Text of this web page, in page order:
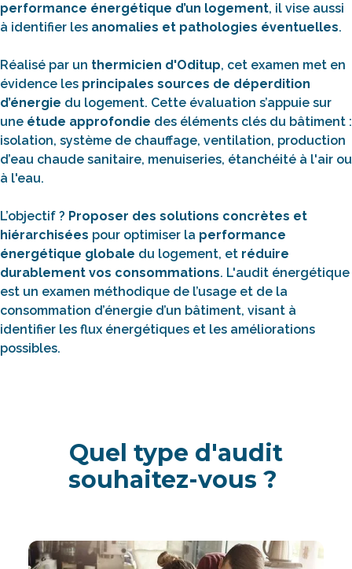
performance énergétique d’un logement, il vise aussi
à identifier les anomalies et pathologies éventuelles.
Réalisé par un thermicien d'Oditup, cet examen met en
évidence les principales sources de déperdition
d’énergie du logement. Cette évaluation s’appuie sur
une étude approfondie des éléments clés du bâtiment :
isolation, système de chauffage, ventilation, production
d’eau chaude sanitaire, menuiseries, étanchéité à l'air ou
à l'eau.
L’objectif ? Proposer des solutions concrètes et
hiérarchisées pour optimiser la performance
énergétique globale du logement, et réduire
durablement vos consommations. L'audit énergétique
est un examen méthodique de l’usage et de la
consommation d’énergie d’un bâtiment, visant à
identifier les flux énergétiques et les améliorations
possibles.
Quel type d'audit
souhaitez-vous ?